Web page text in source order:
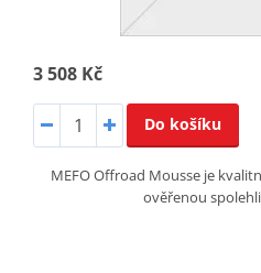
3 508 Kč
Do košíku
MEFO Offroad Mousse je
ověřenou